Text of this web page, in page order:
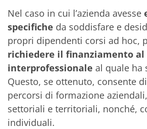
Nel caso in cui l’azienda avesse
specifiche da soddisfare e
propri dipendenti corsi ad hoc,
richiedere il finanziamento al
interprofessionale al quale ha
Questo, se ottenuto, consente
percorsi di formazione
settoriali e territoriali, nonché,
individuali.